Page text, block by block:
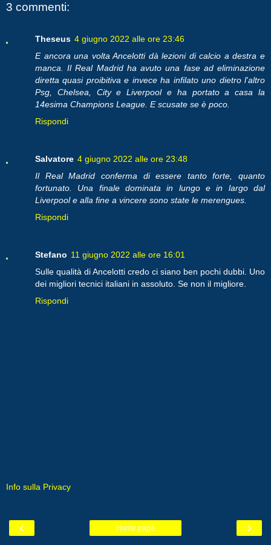
3 commenti:
Theseus 4 giugno 2022 alle ore 23:46
E ancora una volta Ancelotti dà lezioni di calcio a destra e
manca. Il Real Madrid ha avuto una fase ad eliminazione
diretta quasi proibitiva e invece ha infilato uno dietro l'altro
Psg, Chelsea, City e Liverpool e ha portato a casa la
14esima Champions League. E scusate se è poco.
Rispondi
Salvatore 4 giugno 2022 alle ore 23:48
Il Real Madrid conferma di essere tanto forte, quanto
fortunato. Una finale dominata in lungo e in largo dal
Liverpool e alla fine a vincere sono state le merengues.
Rispondi
Stefano 11 giugno 2022 alle ore 16:01
Sulle qualità di Ancelotti credo ci siano ben pochi dubbi. Uno
dei migliori tecnici italiani in assoluto. Se non il migliore.
Rispondi
Info sulla Privacy
‹ ›
Home page